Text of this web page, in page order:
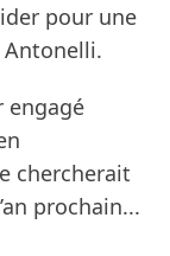
pour une
engagé
chercherait
prochain...